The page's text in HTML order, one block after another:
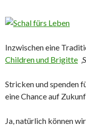
Inzwischen eine
Children und Brigitte
Stricken und spenden
eine Chance auf
Ja, natürlich können